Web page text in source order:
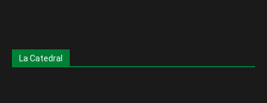
La Catedral